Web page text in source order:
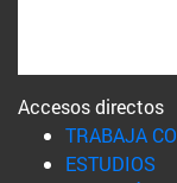
Accesos directos
TRABAJA
ESTUDIOS